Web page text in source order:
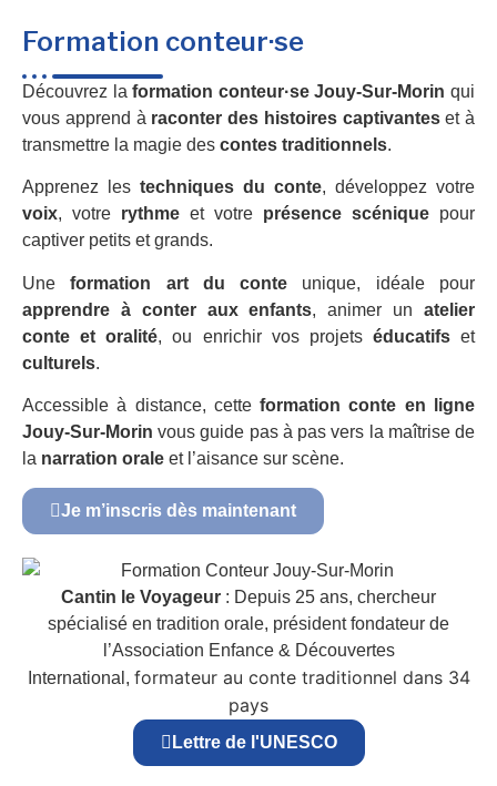
Formation conteur·se
Découvrez laformation conteur·se Jouy-Sur-Morin qui
vous apprend à raconter des histoires captivanteset à
transmettre la magie des contes traditionnels.
Apprenez les techniques du conte, développez votre
voix, votre rythme et votre présence scénique pour
captiver petits et grands.
Uneformation art du conte unique, idéale pour
apprendre à conter aux enfants, animer unatelier
conte et oralité, ou enrichir vos projets éducatifset
culturels.
Accessible à distance, cetteformation conte en ligne
Jouy-Sur-Morin vous guide pas à pas vers la maîtrise de
la narration orale et l’aisance sur scène.
Je m’inscris dès maintenant
Cantin le Voyageur : Depuis 25 ans, chercheur
spécialisé en tradition orale, président fondateur de
l’Association Enfance & Découvertes
International, formateur au conte traditionnel dans 34
pays
Lettre de l'UNESCO